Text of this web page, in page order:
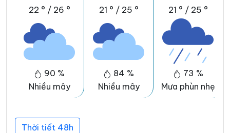
22 ° / 26 °
90 %
Nhiều mây
21 ° / 25 °
84 %
Nhiều mây
21 ° / 25 °
73 %
Mưa phùn nhẹ
Thời tiết 48h